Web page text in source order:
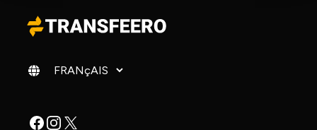
Changer de langue
Facebook
Instagram
X